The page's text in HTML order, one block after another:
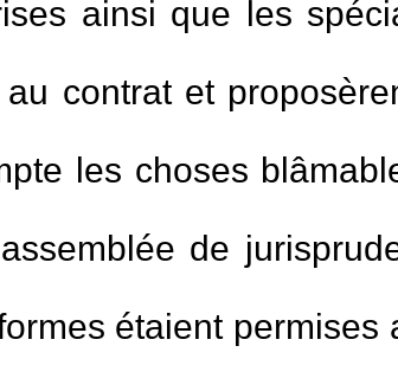
ainsi que les
contrat et
les choses
de
étaient